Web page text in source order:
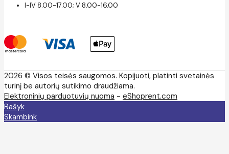
I-IV 8.00-17.00; V 8.00-16.00
2026 © Visos teisės saugomos. Kopijuoti, platinti svetainės
turinį be autorių sutikimo draudžiama.
Elektroninių parduotuvių nuoma - eShoprent.com
Rašyk
Skambink